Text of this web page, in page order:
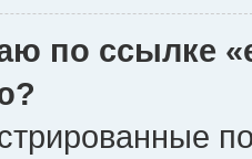
по ссылке